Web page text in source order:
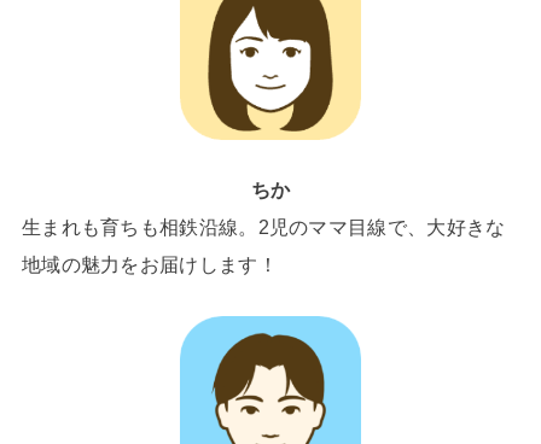
ちか
生まれも育ちも相鉄沿線。2児のママ目線で、大好きな
地域の魅力をお届けします！